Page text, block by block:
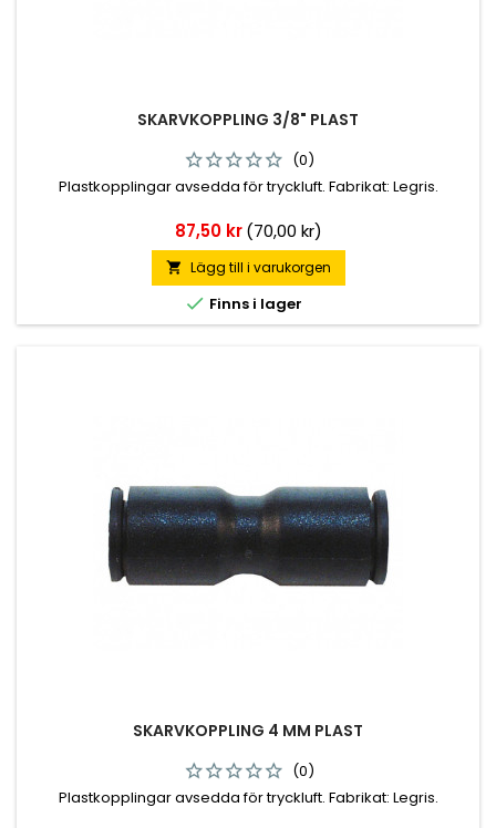
SKARVKOPPLING 3/8" PLAST
(0)
Plastkopplingar avsedda för tryckluft. Fabrikat: Legris.
Pris
87,50 kr (70,00 kr)
 Lägg till i varukorgen
 Finns i lager
SKARVKOPPLING 4 MM PLAST
(0)
Plastkopplingar avsedda för tryckluft. Fabrikat: Legris.